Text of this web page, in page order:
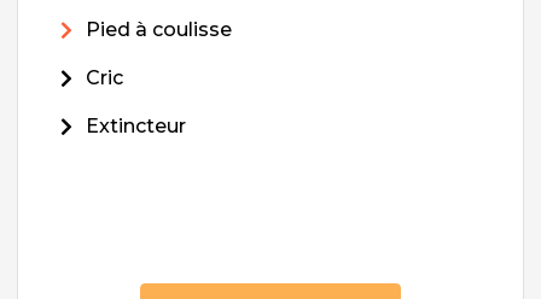
Pied à coulisse
Cric
Extincteur